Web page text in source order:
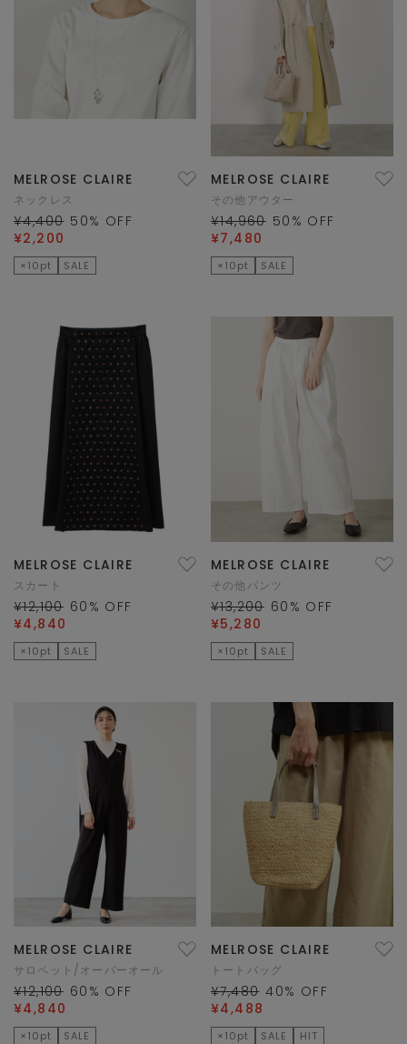
MELROSE CLAIRE
ネックレス
¥4,400 50% OFF
¥2,200
×10pt SALE
MELROSE CLAIRE
その他アウター
¥14,960 50 % OFF
¥7,480
×10pt SALE
MELROSE CLAIRE
スカート
¥12,100 60 % OFF
¥4,840
×10pt SALE
MELROSE CLAIRE
その他パンツ
¥13,200 60 % OFF
¥5,280
×10pt SALE
MELROSE CLAIRE
サロペット/オーバーオール
¥12,100 60 % OFF
¥4,840
×10pt SALE
MELROSE CLAIRE
トートバッグ
¥7,480 40% OFF
¥4,488
×10pt SALE HIT